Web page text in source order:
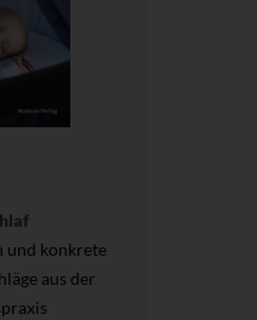
und konkrete
aus der